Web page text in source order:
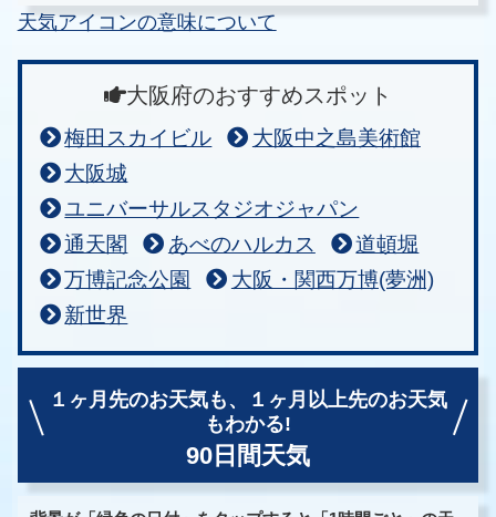
天気アイコンの意味について
大阪府のおすすめスポット
梅田スカイビル
大阪中之島美術館
大阪城
ユニバーサルスタジオジャパン
通天閣
あべのハルカス
道頓堀
万博記念公園
大阪・関西万博(夢洲)
新世界
１ヶ月先のお天気も、
１ヶ月以上先のお天気
もわかる!
90日間天気